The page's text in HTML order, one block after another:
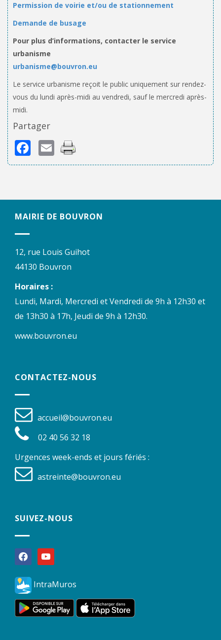
Permission de voirie et/ou de stationnement
Demande de busage
Pour plus d’informations, contacter le service
urbanisme
urbanisme@bouvron.eu
Le service urbanisme reçoit le public uniquement sur rendez-
vous du lundi après-midi au vendredi, sauf le mercredi après-
midi.
Partager
Facebook
Email
MAIRIE DE BOUVRON
12, rue Louis Guihot
44130 Bouvron
Horaires :
Lundi, Mardi, Mercredi et Vendredi de 9h à 12h30 et
de 13h30 à 17h, Jeudi de 9h à 12h30.
www.bouvron.eu
CONTACTEZ-NOUS
accueil@bouvron.eu
02 40 56 32 18
Urgences week-ends et jours fériés :
astreinte@bouvron.eu
SUIVEZ-NOUS
facebookyoutube
IntraMuros